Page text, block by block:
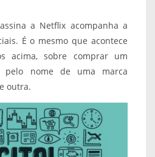
a Netflix acompanha a
É o mesmo que acontece
acima, sobre comprar um
pelo nome de uma marca
outra.